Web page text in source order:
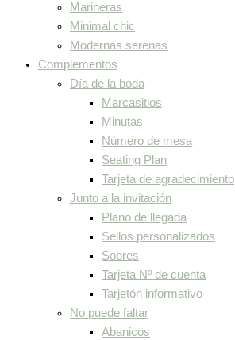
Marineras
Minimal chic
Modernas serenas
Complementos
Día de la boda
Marcasitios
Minutas
Número de mesa
Seating Plan
Tarjeta de agradecimiento
Junto a la invitación
Plano de llegada
Sellos personalizados
Sobres
Tarjeta Nº de cuenta
Tarjetón informativo
No puede faltar
Abanicos